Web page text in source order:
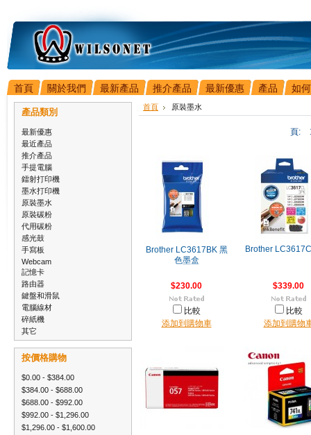
首頁 關於我們 最新產品 推介產品 最新優惠 產品 如
產品類別
最新優惠
最近產品
推介產品
手提電腦
鐳射打印機
墨水打印機
原裝墨水
原裝碳粉
代用碳粉
感光鼓
手寫板
Webcam
記憶卡
路由器
鍵盤和滑鼠
電腦線材
碎紙機
其它
按價格購物
$0.00 - $384.00
$384.00 - $688.00
$688.00 - $992.00
$992.00 - $1,296.00
$1,296.00 - $1,600.00
首頁 原裝墨水
頁:
Brother LC3617BK 黑
色墨盒
$230.00
比較
添加到購物車
Brother
$339.00
比較
添加到購物